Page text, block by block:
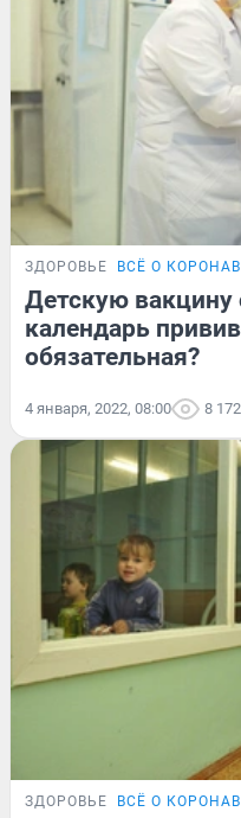
ЗДОРОВЬЕ ВСЁ О
Детскую вакцину
календарь
обязательная?
4 января, 2022, 08:00 8 172
ЗДОРОВЬЕ ВСЁ О